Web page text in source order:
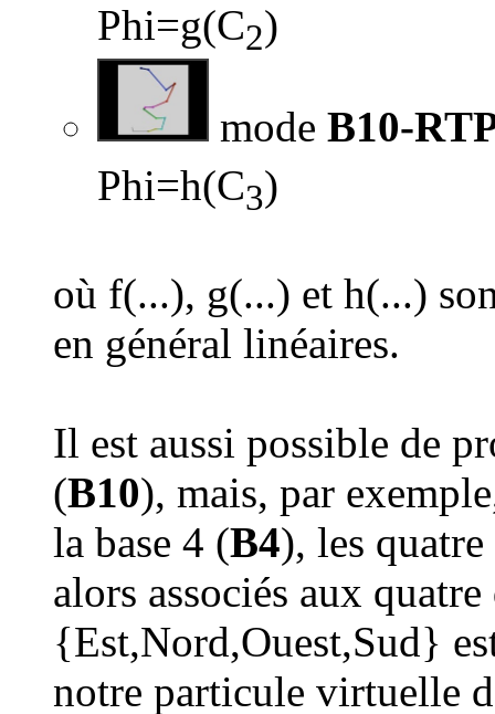
Phi=g(C2)
mode B10-
Phi=h(C3)
où f(...), g(...) et h(...)
en général linéaires.
Il est aussi possible de
(B10), mais, par
la base 4 (B4), les
alors associés aux
{Est,Nord,Ouest,Sud}
notre particule virtuelle